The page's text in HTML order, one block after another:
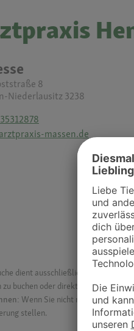
8
Niederlausitz 3238
massen.de
dient ausschließlich dazu,
buchen oder direkt mit ihnen in
Wenn Sie nicht mehr auf der
stellen.